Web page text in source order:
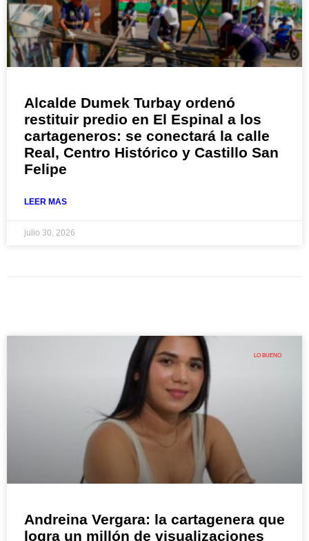
Alcalde Dumek Turbay ordenó
restituir predio en El Espinal a los
cartageneros: se conectará la calle
Real, Centro Histórico y Castillo San
Felipe
LEER MAS
julio 30, 2026
LO BUENO
Andreina Vergara: la cartagenera que
logra un millón de visualizaciones